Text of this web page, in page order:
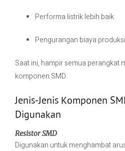
Performa listrik lebih baik
Pengurangan biaya produksi
Saat ini, hampir semua perangkat
komponen SMD.
Jenis-Jenis Komponen
Digunakan
Resistor SMD
Digunakan untuk menghambat